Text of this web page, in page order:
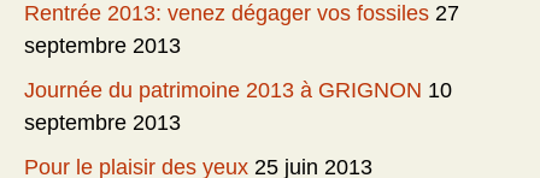
Rentrée 2013: venez dégager vos fossiles 27
septembre 2013
Journée du patrimoine 2013 à GRIGNON 10
septembre 2013
Pour le plaisir des yeux 25 juin 2013